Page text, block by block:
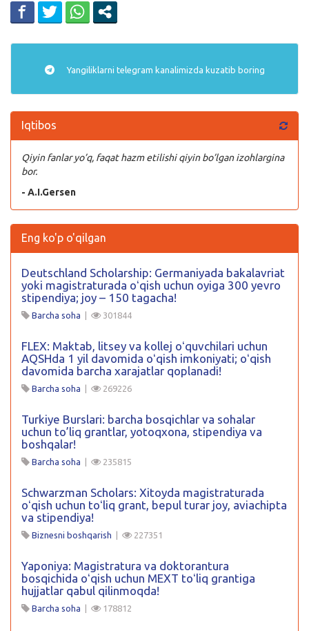
Yangiliklarni telegram kanalimizda kuzatib boring
Iqtibos
Qiyin fanlar yo’q, faqat hazm etilishi qiyin bo’lgan izohlargina
bor.
- A.I.Gersen
Eng ko'p o'qilgan
Deutschland Scholarship: Germaniyada bakalavriat
yoki magistraturada oʻqish uchun oyiga 300 yevro
stipendiya; joy – 150 tagacha!
Barcha soha | 301844
FLEX: Maktab, litsey va kollej oʻquvchilari uchun
AQSHda 1 yil davomida oʻqish imkoniyati; oʻqish
davomida barcha xarajatlar qoplanadi!
Barcha soha | 269226
Turkiye Burslari: barcha bosqichlar va sohalar
uchun to’liq grantlar, yotoqxona, stipendiya va
boshqalar!
Barcha soha | 235815
Schwarzman Scholars: Xitoyda magistraturada
oʻqish uchun toʻliq grant, bepul turar joy, aviachipta
va stipendiya!
Biznesni boshqarish | 227351
Yaponiya: Magistratura va doktorantura
bosqichida oʻqish uchun MEXT toʻliq grantiga
hujjatlar qabul qilinmoqda!
Barcha soha | 178812